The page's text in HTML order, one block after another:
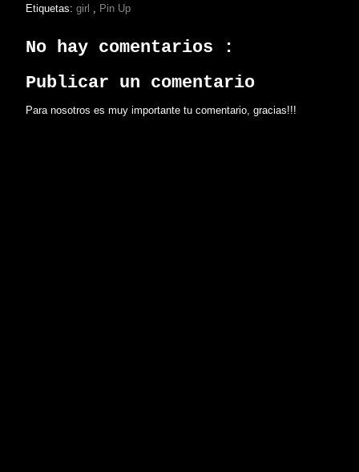
Etiquetas: girl Pin Up
No hay comentarios :
Publicar un comentario
Para nosotros es muy importante tu comentario, gracias!!!